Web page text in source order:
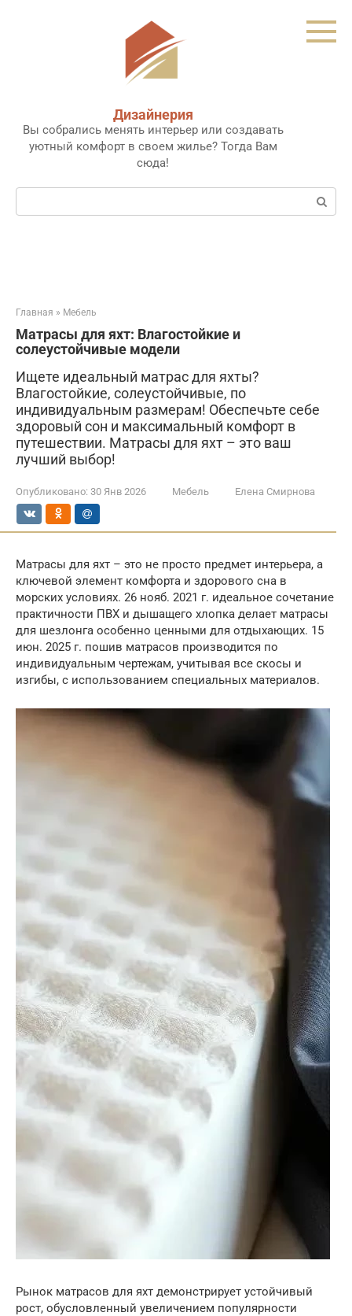
Дизайнерия
Вы собрались менять интерьер или создавать
уютный комфорт в своем жилье? Тогда Вам
сюда!
Поиск:
Главная » Мебель
Матрасы для яхт: Влагостойкие и
солеустойчивые модели
Ищете идеальный матрас для яхты?
Влагостойкие, солеустойчивые, по
индивидуальным размерам! Обеспечьте себе
здоровый сон и максимальный комфорт в
путешествии. Матрасы для яхт – это ваш
лучший выбор!
Опубликовано: 30 Янв 2026 Мебель Елена Смирнова
Матрасы для яхт – это не просто предмет интерьера, а
ключевой элемент комфорта и здорового сна в
морских условиях. 26 нояб. 2021 г. идеальное сочетание
практичности ПВХ и дышащего хлопка делает матрасы
для шезлонга особенно ценными для отдыхающих. 15
июн. 2025 г. пошив матрасов производится по
индивидуальным чертежам, учитывая все скосы и
изгибы, с использованием специальных материалов.
Рынок матрасов для яхт демонстрирует устойчивый
рост, обусловленный увеличением популярности